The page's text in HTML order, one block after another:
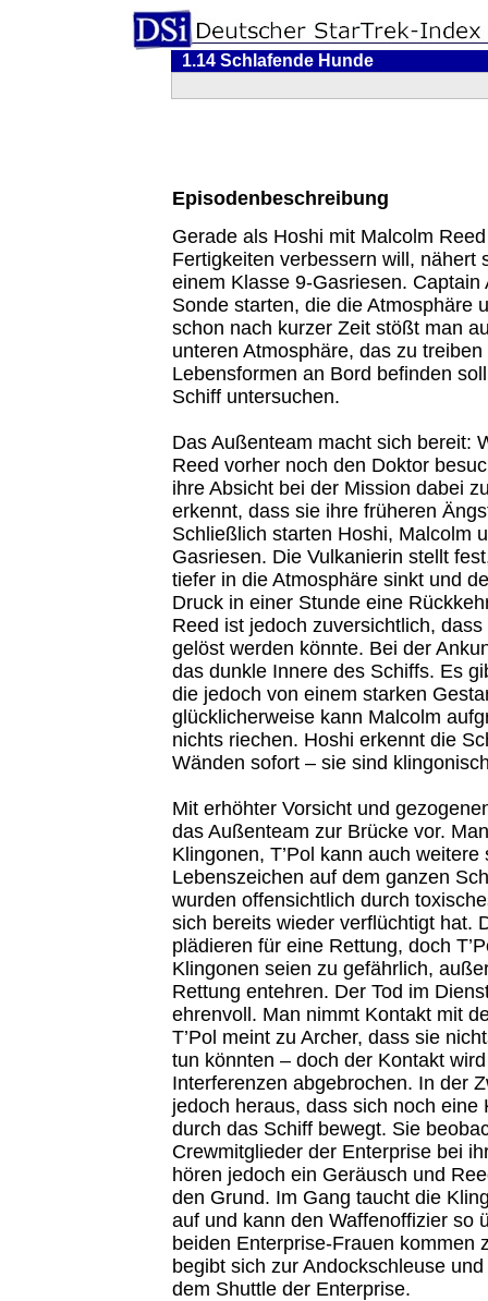
1.14 Schlafende Hunde
Episodenbeschreibung
Gerade als Hoshi mit Malcolm
Fertigkeiten verbessern will, nähert
einem Klasse 9-Gasriesen. Captain
Sonde starten, die die Atmosphäre
schon nach kurzer Zeit stößt man
unteren Atmosphäre, das zu
Lebensformen an Bord befinden
Schiff untersuchen.
Das Außenteam macht sich bereit:
Reed vorher noch den Doktor
ihre Absicht bei der Mission dabei
erkennt, dass sie ihre früheren
Schließlich starten Hoshi, Malcolm
Gasriesen. Die Vulkanierin stellt
tiefer in die Atmosphäre sinkt und
Druck in einer Stunde eine
Reed ist jedoch zuversichtlich,
gelöst werden könnte. Bei der
das dunkle Innere des Schiffs. Es
die jedoch von einem starken
glücklicherweise kann Malcolm
nichts riechen. Hoshi erkennt die
Wänden sofort – sie sind
Mit erhöhter Vorsicht und
das Außenteam zur Brücke vor.
Klingonen, T’Pol kann auch weitere
Lebenszeichen auf dem ganzen
wurden offensichtlich durch
sich bereits wieder verflüchtigt hat.
plädieren für eine Rettung, doch
Klingonen seien zu gefährlich,
Rettung entehren. Der Tod im
ehrenvoll. Man nimmt Kontakt mit
T’Pol meint zu Archer, dass sie
tun könnten – doch der Kontakt
Interferenzen abgebrochen. In der
jedoch heraus, dass sich noch eine
durch das Schiff bewegt. Sie
Crewmitglieder der Enterprise bei
hören jedoch ein Geräusch und
den Grund. Im Gang taucht die
auf und kann den Waffenoffizier so
beiden Enterprise-Frauen kommen
begibt sich zur Andockschleuse
dem Shuttle der Enterprise.